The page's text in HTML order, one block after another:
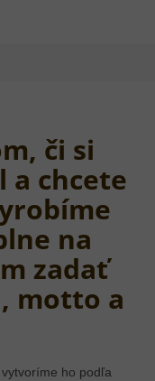
či si
chcete
na
zadať
motto a
ho podľa